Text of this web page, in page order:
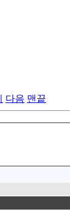
다음 맨끝